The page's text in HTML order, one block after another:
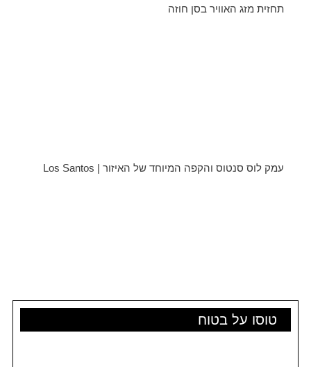
טוסו על בטוח
תחזית מזג האוויר בסן חוזה
עמק לוס סנטוס והקפה המיוחד של האיזור | Los Santos